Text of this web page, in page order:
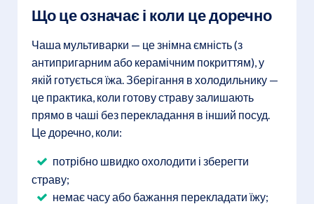
Що це означає і коли це доречно
Чаша мультиварки — це знімна ємність (з
антипригарним або керамічним покриттям), у
якій готується їжа. Зберігання в холодильнику —
це практика, коли готову страву залишають
прямо в чаші без перекладання в інший посуд.
Це доречно, коли:
потрібно швидко охолодити і зберегти
страву;
немає часу або бажання перекладати їжу;